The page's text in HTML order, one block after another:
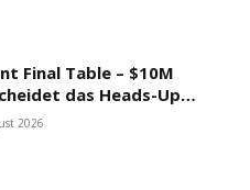
Final Table – $10M
das Heads-Up
und Saaskilahti!
2026